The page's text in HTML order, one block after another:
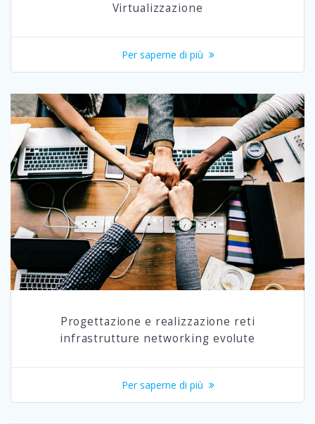
Virtualizzazione
Per saperne di più
Progettazione e realizzazione reti
infrastrutture networking evolute
Per saperne di più